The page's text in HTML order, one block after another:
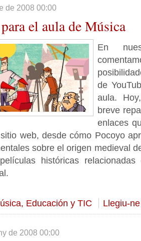
de 2008 00:00
el aula de Música
En
de
aula.
breve
enlaces
web, desde cómo Pocoyo
sobre el origen medieval
históricas
Educación y TIC Llegiu-
de 2008 00:00